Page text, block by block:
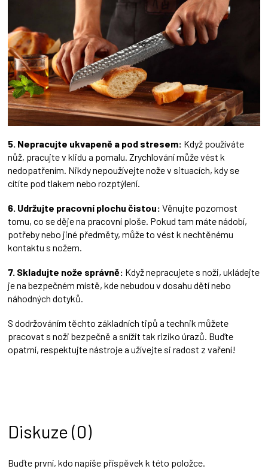
5. Nepracujte ukvapeně a pod stresem: Když používáte
nůž, pracujte v klidu a pomalu. Zrychlování může vést k
nedopatřením. Nikdy nepoužívejte nože v situacích, kdy se
cítíte pod tlakem nebo rozptýlení.
6. Udržujte pracovní plochu čistou: Věnujte pozornost
tomu, co se děje na pracovní ploše. Pokud tam máte nádobí,
potřeby nebo jiné předměty, může to vést k nechtěnému
kontaktu s nožem.
7. Skladujte nože správně: Když nepracujete s noži, ukládejte
je na bezpečném místě, kde nebudou v dosahu dětí nebo
náhodných dotyků.
S dodržováním těchto základních tipů a technik můžete
pracovat s noži bezpečně a snížit tak riziko úrazů. Buďte
opatrní, respektujte nástroje a užívejte si radost z vaření!
Diskuze (0)
Buďte první, kdo napíše příspěvek k této položce.